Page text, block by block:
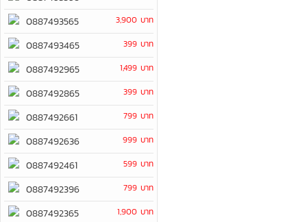
0887493565 3,900 บาท
0887493465 399 บาท
0887492965 1,499 บาท
0887492865 399 บาท
0887492661 799 บาท
0887492636 999 บาท
0887492461 599 บาท
0887492396 799 บาท
0887492365 1,900 บาท